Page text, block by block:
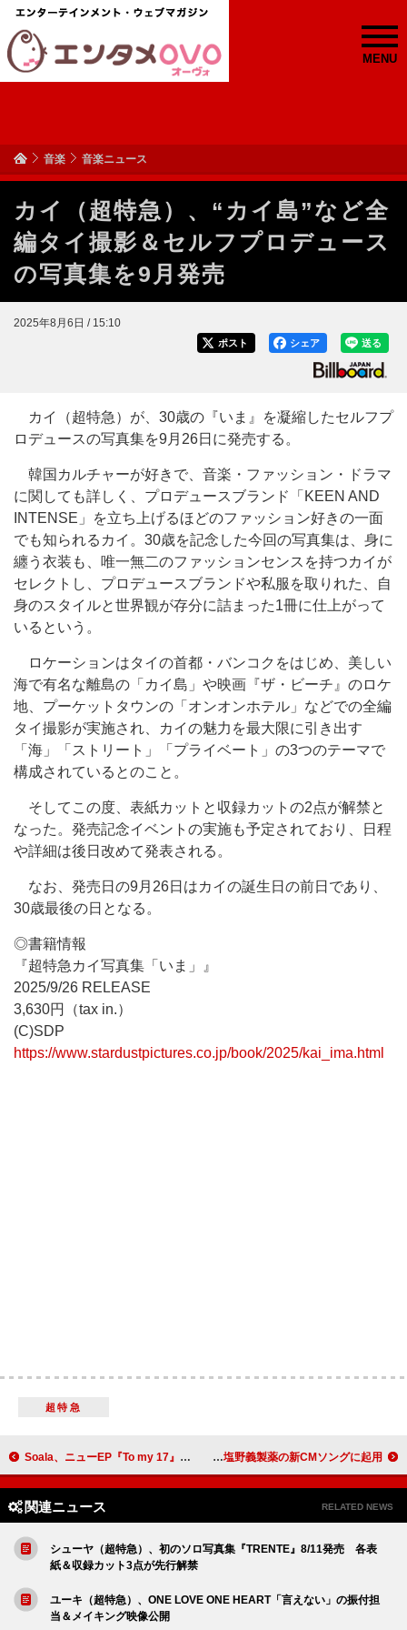
MENU
音楽 音楽ニュース
カイ（超特急）、“カイ島”など全
編タイ撮影＆セルフプロデュース
の写真集を9月発売
2025年8月6日 / 15:10
送る
シェア
ポスト
カイ（超特急）が、30歳の『いま』を凝縮したセルフプ
ロデュースの写真集を9月26日に発売する。
韓国カルチャーが好きで、音楽・ファッション・ドラマ
に関しても詳しく、プロデュースブランド「KEEN AND
INTENSE」を立ち上げるほどのファッション好きの一面
でも知られるカイ。30歳を記念した今回の写真集は、身に
纏う衣装も、唯一無二のファッションセンスを持つカイが
セレクトし、プロデュースブランドや私服を取りれた、自
身のスタイルと世界観が存分に詰まった1冊に仕上がって
いるという。
ロケーションはタイの首都・バンコクをはじめ、美しい
海で有名な離島の「カイ島」や映画『ザ・ビーチ』のロケ
地、プーケットタウンの「オンオンホテル」などでの全編
タイ撮影が実施され、カイの魅力を最大限に引き出す
「海」「ストリート」「プライベート」の3つのテーマで
構成されているとのこと。
そしてこの度、表紙カットと収録カットの2点が解禁と
なった。発売記念イベントの実施も予定されており、日程
や詳細は後日改めて発表される。
なお、発売日の9月26日はカイの誕生日の前日であり、
30歳最後の日となる。
◎書籍情報
『超特急カイ写真集「いま」』
2025/9/26 RELEASE
3,630円（tax in.）
(C)SDP
https://www.stardustpictures.co.jp/book/2025/kai_ima.html
超特急
Soala、ニューEP『To my 17』収録「自分勝手」MV公開 いきものがかり「歩いていこう」、藤本美貴が出演する塩野義製薬の新CMソングに起用
関連ニュース RELATED NEWS
シューヤ（超特急）、初のソロ写真集『TRENTE』8/11発売 各表
紙＆収録カット3点が先行解禁
ユーキ（超特急）、ONE LOVE ONE HEART「言えない」の振付担
当＆メイキング映像公開